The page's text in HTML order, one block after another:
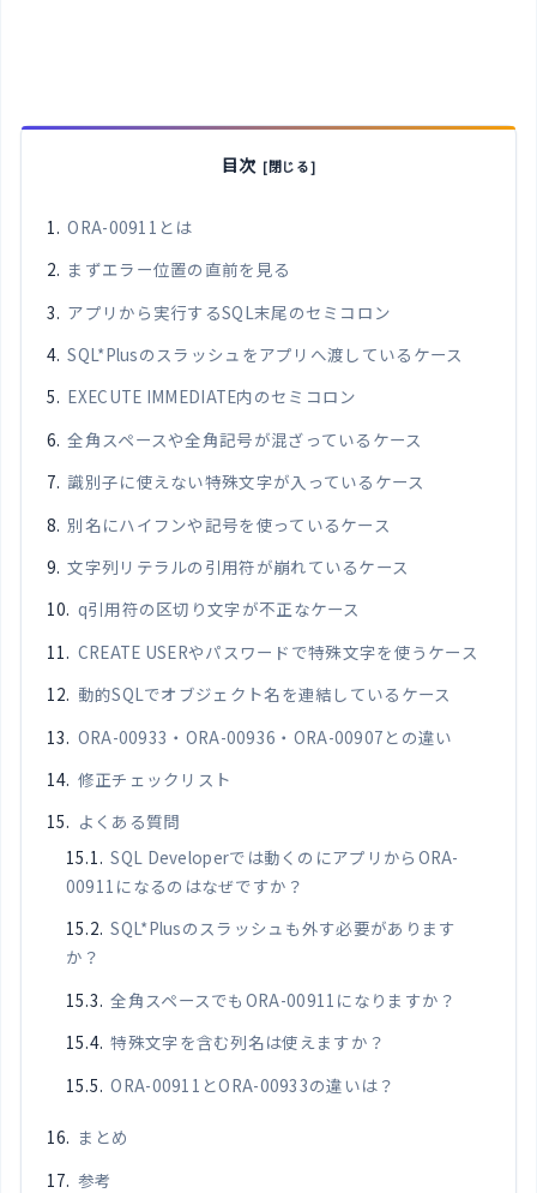
目次
ORA-00911とは
まずエラー位置の直前を見る
アプリから実行するSQL末尾のセミコロン
SQL*Plusのスラッシュをアプリへ渡しているケース
EXECUTE IMMEDIATE内のセミコロン
全角スペースや全角記号が混ざっているケース
識別子に使えない特殊文字が入っているケース
別名にハイフンや記号を使っているケース
文字列リテラルの引用符が崩れているケース
q引用符の区切り文字が不正なケース
CREATE USERやパスワードで特殊文字を使うケース
動的SQLでオブジェクト名を連結しているケース
ORA-00933・ORA-00936・ORA-00907との違い
修正チェックリスト
よくある質問
SQL Developerでは動くのにアプリからORA-
00911になるのはなぜですか？
SQL*Plusのスラッシュも外す必要があります
か？
全角スペースでもORA-00911になりますか？
特殊文字を含む列名は使えますか？
ORA-00911とORA-00933の違いは？
まとめ
参考